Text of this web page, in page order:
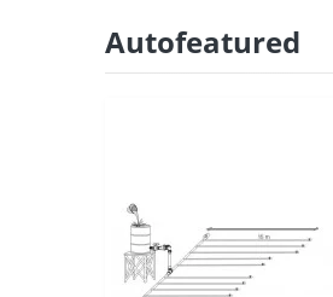
Autofeatured